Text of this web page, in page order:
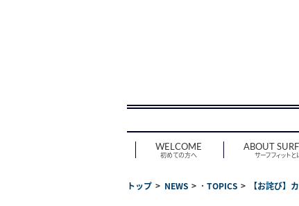
WELCOME
初めての方へ
ABOUT
サーフフィットと
トップ NEWS ･ TOPICS 【お詫び】